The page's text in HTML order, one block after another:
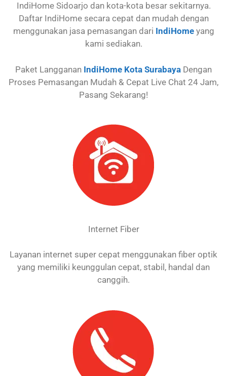
IndiHome Sidoarjo dan kota-kota besar sekitarnya.
Daftar IndiHome secara cepat dan mudah dengan
menggunakan jasa pemasangan dari IndiHome yang
kami sediakan.
Paket Langganan IndiHome Kota Surabaya Dengan
Proses Pemasangan Mudah & Cepat Live Chat 24 Jam,
Pasang Sekarang!
Internet Fiber
Layanan internet super cepat menggunakan fiber optik
yang memiliki keunggulan cepat, stabil, handal dan
canggih.